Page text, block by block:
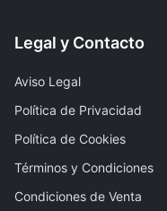
Legal y Contacto
Aviso Legal
Política de Privacidad
Política de Cookies
Términos y Condiciones
Condiciones de Venta